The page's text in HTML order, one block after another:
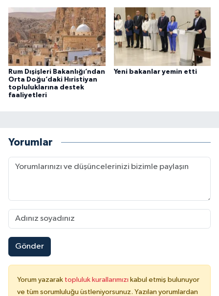
Rum Dışişleri Bakanlığı’ndan
Orta Doğu’daki Hıristiyan
topluluklarına destek
faaliyetleri
Yeni bakanlar yemin etti
Yorumlar
Gönder
Yorum yazarak topluluk kurallarımızı kabul etmiş bulunuyor
ve tüm sorumluluğu üstleniyorsunuz. Yazılan yorumlardan